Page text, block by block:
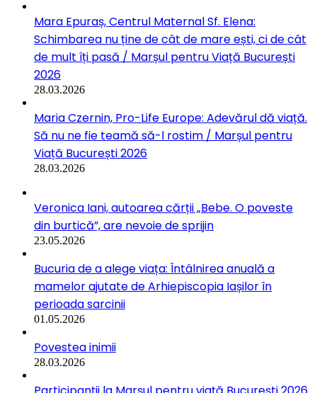
Mara Epuraș, Centrul Maternal Sf. Elena:
Schimbarea nu ține de cât de mare ești, ci de cât
de mult îți pasă / Marșul pentru Viață București
2026
28.03.2026
Maria Czernin, Pro-Life Europe: Adevărul dă viață.
Să nu ne fie teamă să-l rostim / Marșul pentru
Viață București 2026
28.03.2026
Veronica Iani, autoarea cărții „Bebe. O poveste
din burtică”, are nevoie de sprijin
23.05.2026
Bucuria de a alege viața: Întâlnirea anuală a
mamelor ajutate de Arhiepiscopia Iașilor în
perioada sarcinii
01.05.2026
Povestea inimii
28.03.2026